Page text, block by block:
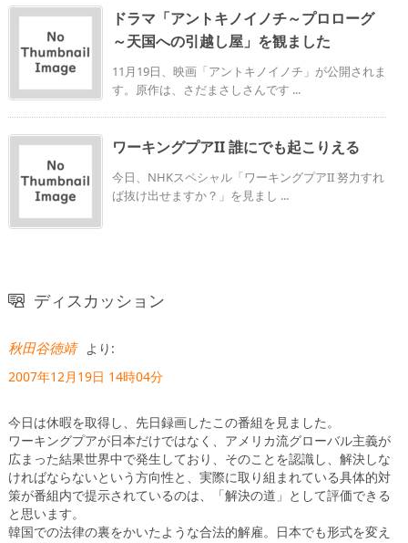
ドラマ「アントキノイノチ～プロローグ
～天国への引越し屋」を観ました
11月19日、映画「アントキノイノチ」が公開されま
す。原作は、さだまさしさんです ...
ワーキングプアII 誰にでも起こりえる
今日、NHKスペシャル「ワーキングプアII 努力すれ
ば抜け出せますか？」を見まし ...
ディスカッション
秋田谷徳靖 より:
2007年12月19日 14時04分
今日は休暇を取得し、先日録画したこの番組を見ました。
ワーキングプアが日本だけではなく、アメリカ流グローバル主義が
広まった結果世界中で発生しており、そのことを認識し、解決しな
ければならないという方向性と、実際に取り組まれている具体的対
策が番組内で提示されているのは、「解決の道」として評価できる
と思います。
韓国での法律の裏をかいたような合法的解雇。日本でも形式を変え